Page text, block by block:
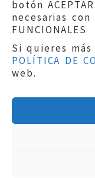
botón
necesarias
FUNCIONALES
Si quieres
POLÍTICA DE
web.Aviso legal
Protección
Política
Copyright ©